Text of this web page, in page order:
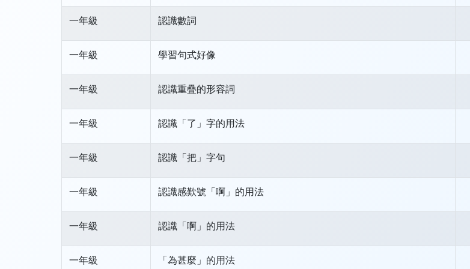
一年級 認識數詞
一年級 學習句式好像
一年級 認識重疊的形容詞
一年級 認識「了」字的用法
一年級 認識「把」字句
一年級 認識感歎號「啊」的用法
一年級 認識「啊」的用法
一年級 「為甚麼」的用法